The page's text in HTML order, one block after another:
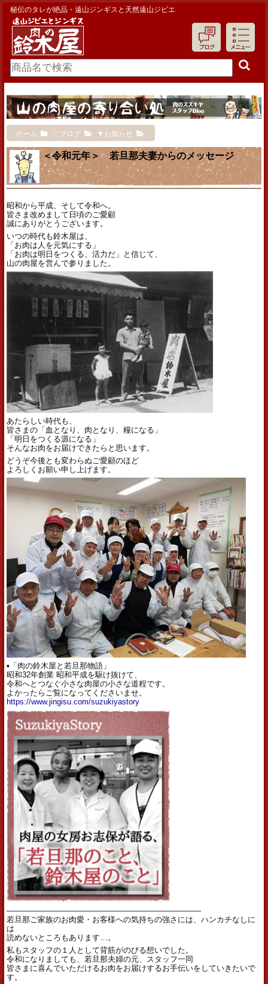
秘伝のタレが絶品・遠山ジンギスと天然遠山ジビエ
ホーム ▽ブログ ▼お知らせ
＜令和元年＞ 若旦那夫妻からのメッセージ
昭和から平成、そして令和へ。
皆さま改めまして日頃のご愛顧
誠にありがとうございます。
いつの時代も鈴木屋は、
「お肉は人を元気にする」
「お肉は明日をつくる、活力だ」と信じて、
山の肉屋を営んで参りました。
あたらしい時代も、
皆さまの「血となり、肉となり、糧になる」
「明日をつくる源になる」
そんなお肉をお届けできたらと思います。
どうぞ今後とも変わらぬご愛顧のほど
よろしくお願い申し上げます。
▪︎ 「肉の鈴木屋と若旦那物語」
昭和32年創業 昭和平成を駆け抜けて、
令和へとつなぐ小さな肉屋の小さな道程です。
よかったらご覧になってくださいませ。
https://www.jingisu.com/suzukiyastory
—————————————————————————
若旦那ご家族のお肉愛・お客様への気持ちの強さには、ハンカチなしに
は
読めないところもあります…。
私もスタッフの１人として背筋がのびる想いでした。
令和になりましても、若旦那夫婦の元、スタッフ一同
皆さまに喜んでいただけるお肉をお届けするお手伝いをしていきたいで
す。